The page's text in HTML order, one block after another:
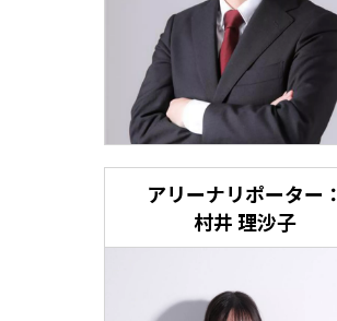
アリーナリポーター：
村井 理沙子